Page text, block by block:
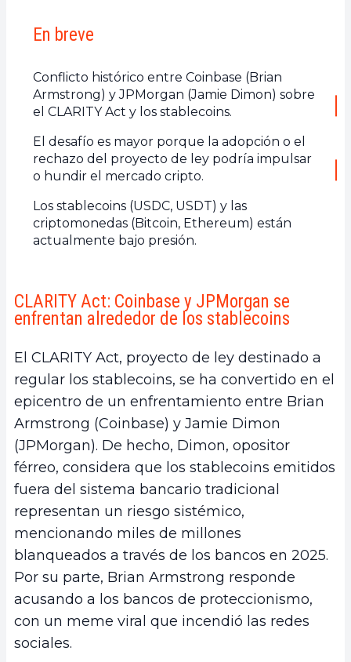
En breve
Conflicto histórico entre Coinbase (Brian
Armstrong) y JPMorgan (Jamie Dimon) sobre
el CLARITY Act y los stablecoins.
El desafío es mayor porque la adopción o el
rechazo del proyecto de ley podría impulsar
o hundir el mercado cripto.
Los stablecoins (USDC, USDT) y las
criptomonedas (Bitcoin, Ethereum) están
actualmente bajo presión.
CLARITY Act: Coinbase y JPMorgan se
enfrentan alrededor de los stablecoins
El CLARITY Act, proyecto de ley destinado a
regular los stablecoins, se ha convertido en el
epicentro de un enfrentamiento entre Brian
Armstrong (Coinbase) y Jamie Dimon
(JPMorgan). De hecho, Dimon, opositor
férreo, considera que los stablecoins emitidos
fuera del sistema bancario tradicional
representan un riesgo sistémico,
mencionando miles de millones
blanqueados a través de los bancos en 2025.
Por su parte, Brian Armstrong responde
acusando a los bancos de proteccionismo,
con un meme viral que incendió las redes
sociales.